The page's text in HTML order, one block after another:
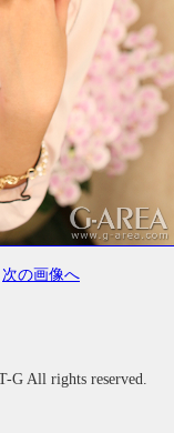
次の画像へ
G All rights reserved.